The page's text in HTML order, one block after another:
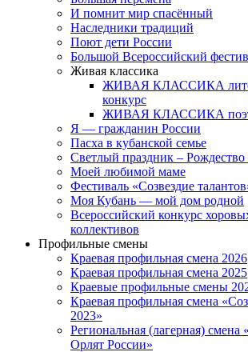
И помнит мир спасённый
Наследники традиций
Поют дети России
Большой Всероссийский
Живая классика
ЖИВАЯ КЛАССИКА
конкурс
ЖИВАЯ КЛАССИКА
Я — гражданин России
Пасха в кубанской семье
Светлый праздник –
Моей любимой маме
Фестиваль «Созвездие
Моя Кубань — мой дом родной
Всероссийский конкурс
коллективов
Профильные смены
Краевая профильная смена 2026
Краевая профильная смена 2025
Краевые профильные смены
Краевая профильная смена
2023»
Региональная (лагерная) смена
Орлят России»